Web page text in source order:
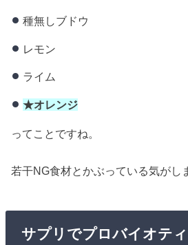
種無しブドウ
レモン
ライム
★オレンジ
ってことですね。
若干NG食材とかぶっている気がし
サプリでプロバイオテ